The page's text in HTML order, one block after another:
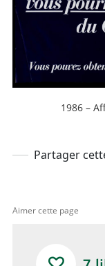
1986 –
Partager
Aimer cette page